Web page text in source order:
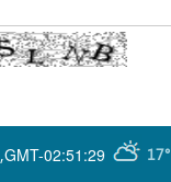
GMT-02:51:29 17°
,